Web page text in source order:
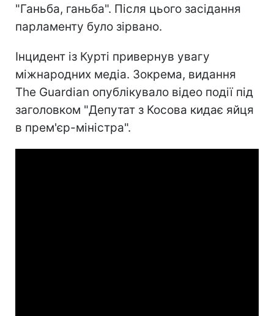
"Ганьба, ганьба". Після цього засідання
парламенту було зірвано.
Інцидент із Курті привернув увагу
міжнародних медіа. Зокрема, видання
The Guardian опублікувало відео події під
заголовком "Депутат з Косова кидає яйця
в прем'єр-міністра".